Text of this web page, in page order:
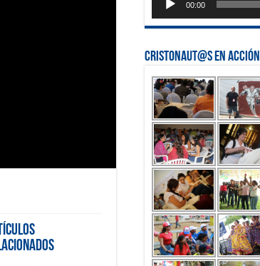
00:00
Cristonaut@s en Acción